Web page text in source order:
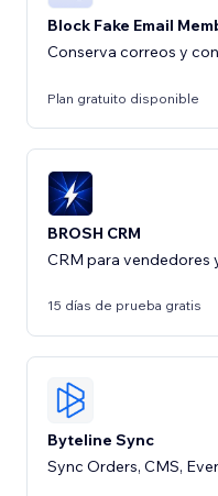
Block Fake Email
Conserva correos y
Plan gratuito disponible
BROSH CRM
CRM para vendedores
15 días de prueba gratis
Byteline Sync
Sync Orders, CMS,